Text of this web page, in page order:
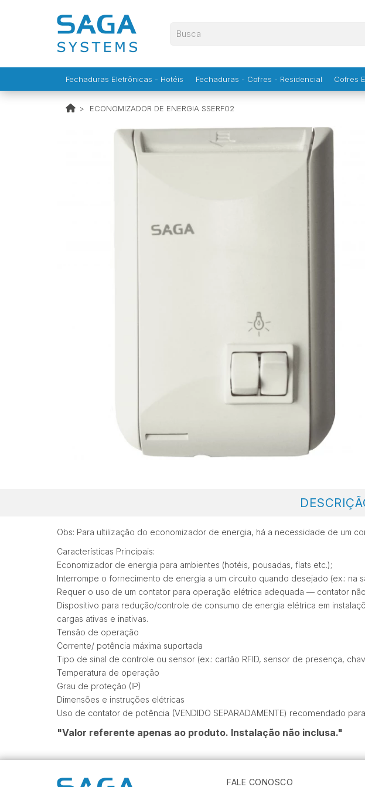
Fechaduras Eletrônicas - Hotéis Fechaduras - Cofres - Residencial Cofres
ECONOMIZADOR DE ENERGIA SSERF02
Obs: Para ultilização do economizador de energia, há a necessidade de um
Características Principais:
Economizador de energia para ambientes (hotéis, pousadas, flats etc.);
Interrompe o fornecimento de energia a um circuito quando desejado (ex.: na
Requer o uso de um contator para operação elétrica adequada — contator
Dispositivo para redução/controle de consumo de energia elétrica em
cargas ativas e inativas.
Tensão de operação
Corrente/ potência máxima suportada
Tipo de sinal de controle ou sensor (ex.: cartão RFID, sensor de presença,
Temperatura de operação
Grau de proteção (IP)
Dimensões e instruções elétricas
Uso de contator de potência (VENDIDO SEPARADAMENTE) recomendado
"Valor referente apenas ao produto. Instalação não inclusa."
FALE CONOSCO